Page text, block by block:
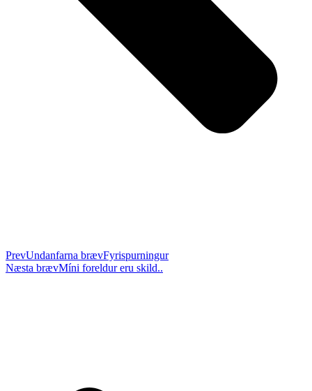
PrevUndanfarna brævFyrispurningur
Næsta brævMíni foreldur eru skild..